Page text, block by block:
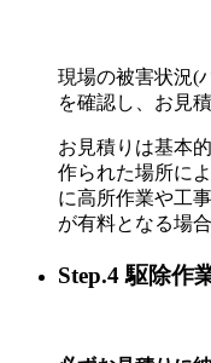
現場の被害状況(
を確認し、お見
お見積りは基本
作られた場所に
に高所作業や工
が有料となる場
Step.4 駆除作